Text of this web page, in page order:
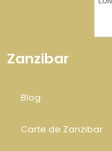
Zanzibar
Blog
Carte de Zanzibar